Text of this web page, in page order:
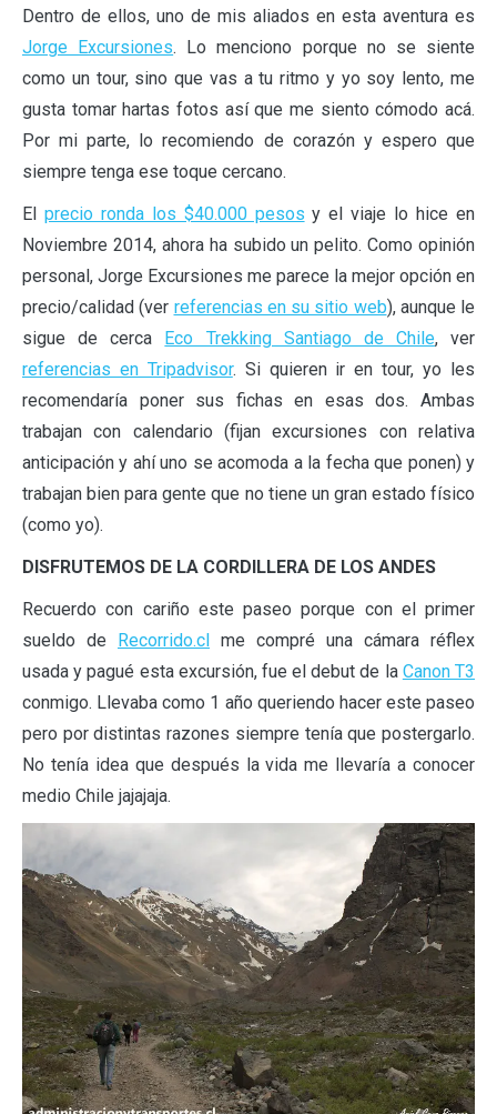
Dentro de ellos, uno de mis aliados en esta aventura es
Jorge Excursiones. Lo menciono porque no se siente
como un tour, sino que vas a tu ritmo y yo soy lento, me
gusta tomar hartas fotos así que me siento cómodo acá.
Por mi parte, lo recomiendo de corazón y espero que
siempre tenga ese toque cercano.
El precio ronda los $40.000 pesos y el viaje lo hice en
Noviembre 2014, ahora ha subido un pelito. Como opinión
personal, Jorge Excursiones me parece la mejor opción en
precio/calidad (ver referencias en su sitio web), aunque le
sigue de cerca Eco Trekking Santiago de Chile, ver
referencias en Tripadvisor. Si quieren ir en tour, yo les
recomendaría poner sus fichas en esas dos. Ambas
trabajan con calendario (fijan excursiones con relativa
anticipación y ahí uno se acomoda a la fecha que ponen) y
trabajan bien para gente que no tiene un gran estado físico
(como yo).
DISFRUTEMOS DE LA CORDILLERA DE LOS ANDES
Recuerdo con cariño este paseo porque con el primer
sueldo de Recorrido.cl me compré una cámara réflex
usada y pagué esta excursión, fue el debut de la Canon T3
conmigo. Llevaba como 1 año queriendo hacer este paseo
pero por distintas razones siempre tenía que postergarlo.
No tenía idea que después la vida me llevaría a conocer
medio Chile jajajaja.